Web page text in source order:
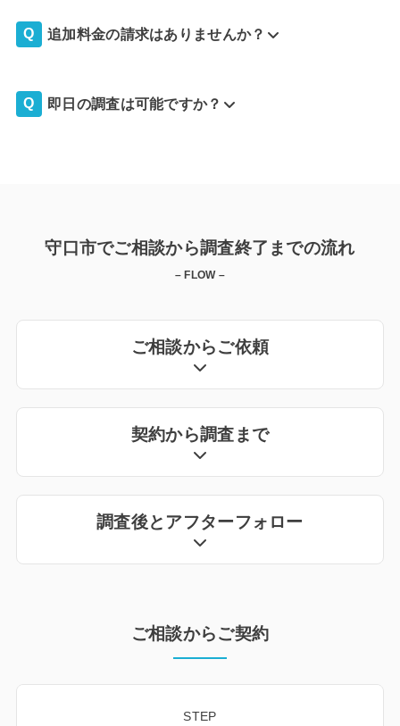
追加料金の請求はありませんか？
即日の調査は可能ですか？
守口市でご相談から調査終了までの流れ
– FLOW –
ご相談からご依頼
契約から調査まで
調査後とアフターフォロー
ご相談からご契約
STEP